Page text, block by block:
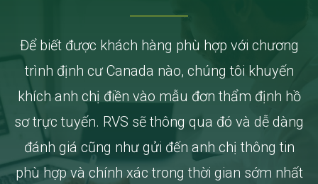
Để biết được khách hàng phù hợp với chương
trình định cư Canada nào, chúng tôi khuyến
khích anh chị điền vào mẫu đơn thẩm định hồ
sơ trực tuyến. RVS sẽ thông qua đó và dễ dàng
đánh giá cũng như gửi đến anh chị thông tin
phù hợp và chính xác trong thời gian sớm nhất